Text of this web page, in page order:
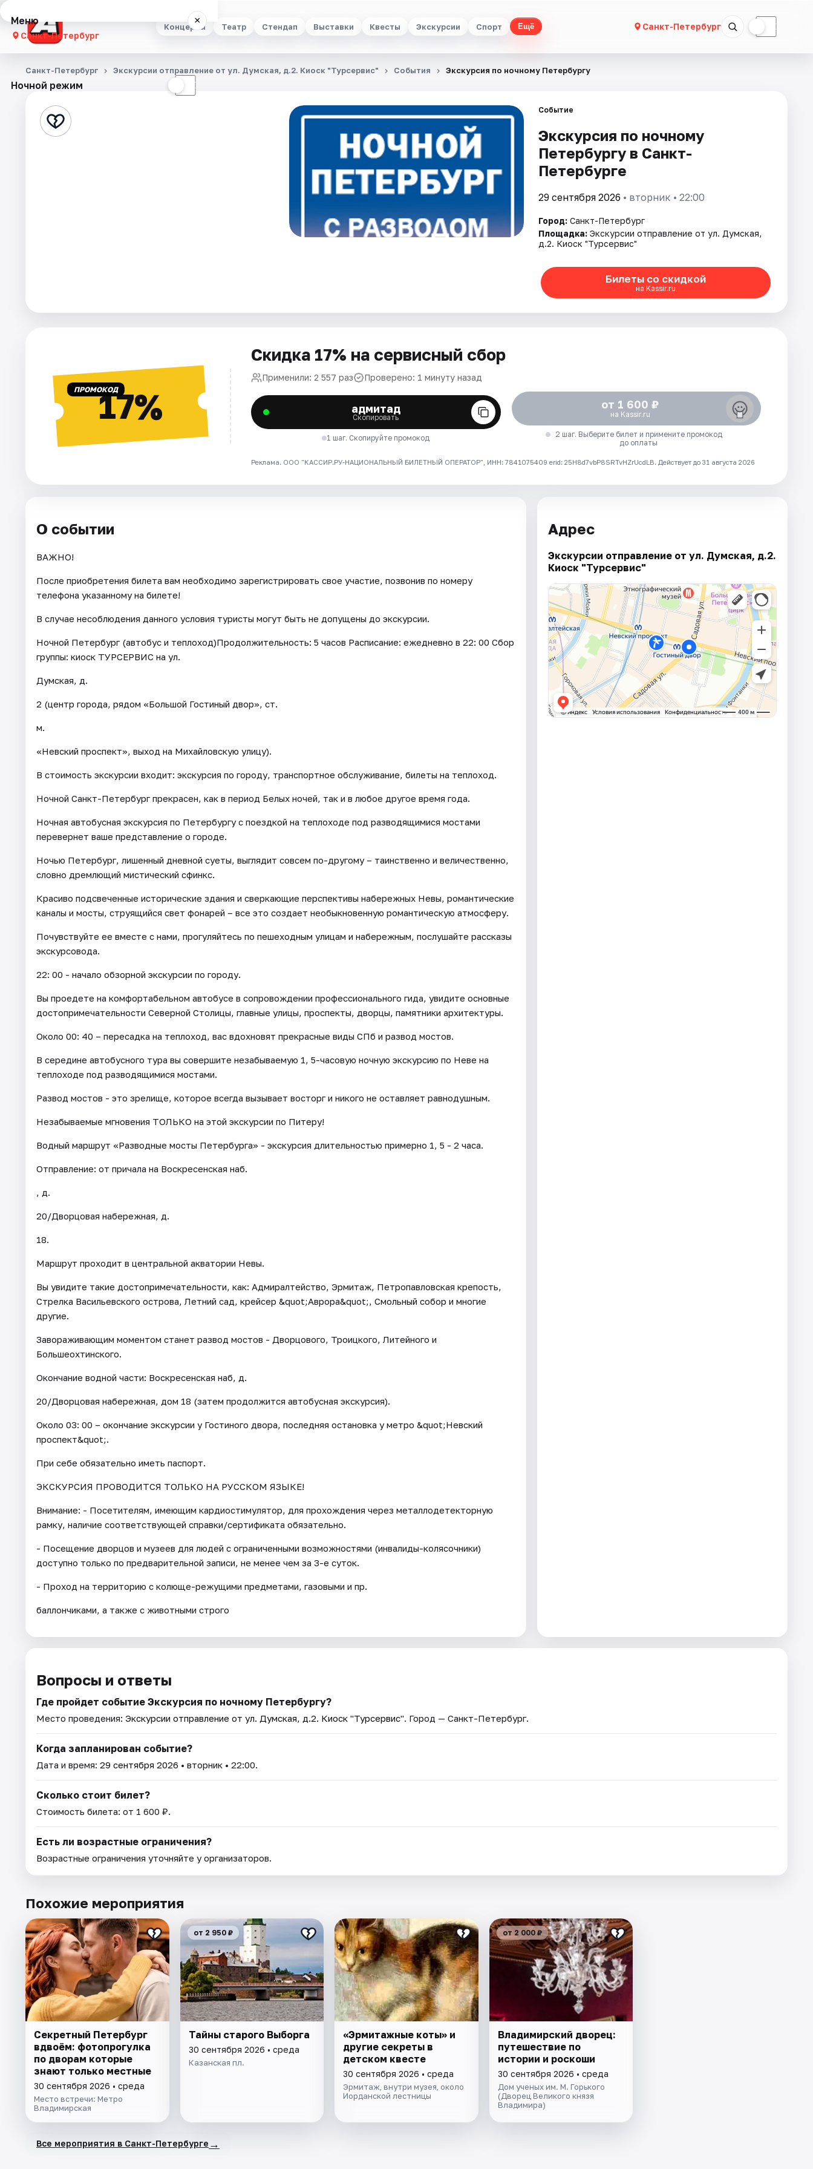
Концерты Театр Стендап Выставки Квесты Экскурсии Спорт Ещё Санкт-Петербург ☾
Меню ×
Санкт-Петербург
Концерты
Стендап
Рейтинги
Ночной режим ☾
Санкт-Петербург Экскурсии отправление от ул. Думская, д.2. Киоск "Турсервис" События Экскурсия по ночному Петербургу
Событие
Экскурсия по ночному
Петербургу в Санкт-
Петербурге
29 сентября 2026 • вторник • 22:00
Город: Санкт-Петербург
Площадка: Экскурсии отправление от ул. Думская,
д.2. Киоск "Турсервис"
Билеты со скидкой
на Kassir.ru
ПРОМОКОД17%
Скидка 17% на сервисный сбор
Применили: 2 557 раз Проверено: 1 минуту назад
адмитад
Скопировать
1 шаг. Скопируйте промокод
от 1 600 ₽
на Kassir.ru
2 шаг. Выберите билет и примените промокод
до оплаты
Реклама. ООО "КАССИР.РУ-НАЦИОНАЛЬНЫЙ БИЛЕТНЫЙ ОПЕРАТОР", ИНН: 7841075409 erid: 25H8d7vbP8SRTvHZrUcdLB. Действует до 31 августа 2026
О событии
ВАЖНО!
После приобретения билета вам необходимо зарегистрировать свое участие, позвонив по номеру
телефона указанному на билете!
В случае несоблюдения данного условия туристы могут быть не допущены до экскурсии.
Ночной Петербург (автобус и теплоход)Продолжительность: 5 часов Расписание: ежедневно в 22: 00 Сбор
группы: киоск ТУРСЕРВИС на ул.
Думская, д.
2 (центр города, рядом «Большой Гостиный двор», ст.
м.
«Невский проспект», выход на Михайловскую улицу).
В стоимость экскурсии входит: экскурсия по городу, транспортное обслуживание, билеты на теплоход.
Ночной Санкт-Петербург прекрасен, как в период Белых ночей, так и в любое другое время года.
Ночная автобусная экскурсия по Петербургу с поездкой на теплоходе под разводящимися мостами
перевернет ваше представление о городе.
Ночью Петербург, лишенный дневной суеты, выглядит совсем по-другому – таинственно и величественно,
словно дремлющий мистический сфинкс.
Красиво подсвеченные исторические здания и сверкающие перспективы набережных Невы, романтические
каналы и мосты, струящийся свет фонарей – все это создает необыкновенную романтическую атмосферу.
Почувствуйте ее вместе с нами, прогуляйтесь по пешеходным улицам и набережным, послушайте рассказы
экскурсовода.
22: 00 - начало обзорной экскурсии по городу.
Вы проедете на комфортабельном автобусе в сопровождении профессионального гида, увидите основные
достопримечательности Северной Столицы, главные улицы, проспекты, дворцы, памятники архитектуры.
Около 00: 40 – пересадка на теплоход, вас вдохновят прекрасные виды СПб и развод мостов.
В середине автобусного тура вы совершите незабываемую 1, 5-часовую ночную экскурсию по Неве на
теплоходе под разводящимися мостами.
Развод мостов - это зрелище, которое всегда вызывает восторг и никого не оставляет равнодушным.
Незабываемые мгновения ТОЛЬКО на этой экскурсии по Питеру!
Водный маршрут «Разводные мосты Петербурга» - экскурсия длительностью примерно 1, 5 - 2 часа.
Отправление: от причала на Воскресенская наб.
, д.
20/Дворцовая набережная, д.
18.
Маршрут проходит в центральной акватории Невы.
Вы увидите такие достопримечательности, как: Адмиралтейство, Эрмитаж, Петропавловская крепость,
Стрелка Васильевского острова, Летний сад, крейсер &quot;Аврора&quot;, Смольный собор и многие
другие.
Завораживающим моментом станет развод мостов - Дворцового, Троицкого, Литейного и
Большеохтинского.
Окончание водной части: Воскресенская наб, д.
20/Дворцовая набережная, дом 18 (затем продолжится автобусная экскурсия).
Около 03: 00 – окончание экскурсии у Гостиного двора, последняя остановка у метро &quot;Невский
проспект&quot;.
При себе обязательно иметь паспорт.
ЭКСКУРСИЯ ПРОВОДИТСЯ ТОЛЬКО НА РУССКОМ ЯЗЫКЕ!
Внимание: - Посетителям, имеющим кардиостимулятор, для прохождения через металлодетекторную
рамку, наличие соответствующей справки/сертификата обязательно.
- Посещение дворцов и музеев для людей с ограниченными возможностями (инвалиды-колясочники)
доступно только по предварительной записи, не менее чем за 3-е суток.
- Проход на территорию с колюще-режущими предметами, газовыми и пр.
баллончиками, а также с животными строго
Адрес
Экскурсии отправление от ул. Думская, д.2.
Киоск "Турсервис"
Вопросы и ответы
Где пройдет событие Экскурсия по ночному Петербургу?
Место проведения: Экскурсии отправление от ул. Думская, д.2. Киоск "Турсервис". Город — Санкт-Петербург.
Когда запланирован событие?
Дата и время: 29 сентября 2026 • вторник • 22:00.
Сколько стоит билет?
Стоимость билета: от 1 600 ₽.
Есть ли возрастные ограничения?
Возрастные ограничения уточняйте у организаторов.
Похожие мероприятия
Секретный Петербург
вдвоём: фотопрогулка
по дворам которые
знают только местные
30 сентября 2026 • среда
Место встречи: Метро
Владимирская
от 2 950 ₽
Тайны старого Выборга
30 сентября 2026 • среда
Казанская пл.
«Эрмитажные коты» и
другие секреты в
детском квесте
30 сентября 2026 • среда
Эрмитаж, внутри музея, около
Иорданской лестницы
от 2 000 ₽
Владимирский дворец:
путешествие по
истории и роскоши
30 сентября 2026 • среда
Дом ученых им. М. Горького
(Дворец Великого князя
Владимира)
Все мероприятия в Санкт-Петербурге →